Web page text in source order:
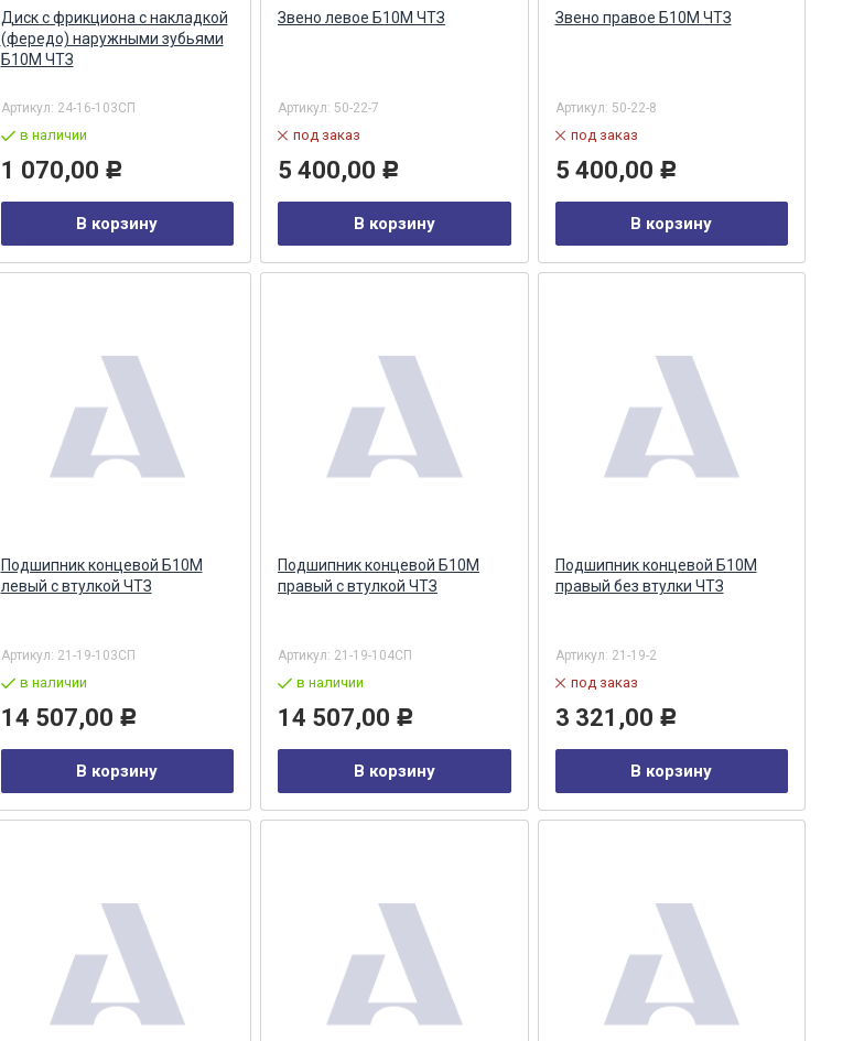
Диск с фрикциона с накладкой
(фередо) наружными зубьями
Б10М ЧТЗ
Артикул: 24-16-103СП
в наличии
1 070,00 Р
В корзину
Звено левое Б10М ЧТЗ
Артикул: 50-22-7
под заказ
5 400,00 Р
В корзину
Звено правое Б10М ЧТЗ
Артикул: 50-22-8
под заказ
5 400,00 Р
В корзину
Подшипник концевой Б10М
левый с втулкой ЧТЗ
Артикул: 21-19-103СП
в наличии
14 507,00 Р
В корзину
Подшипник концевой Б10М
правый с втулкой ЧТЗ
Артикул: 21-19-104СП
в наличии
14 507,00 Р
В корзину
Подшипник концевой Б10М
правый без втулки ЧТЗ
Артикул: 21-19-2
под заказ
3 321,00 Р
В корзину